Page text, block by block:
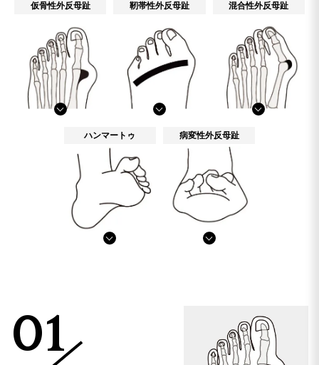
仮骨性外反母趾 靭帯性外反母趾 混合性外反母趾
ハンマートゥ 病変性外反母趾
01